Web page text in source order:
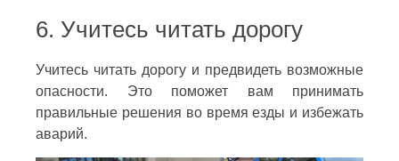
6. Учитесь читать дорогу
Учитесь читать дорогу и предвидеть возможные
опасности. Это поможет вам принимать
правильные решения во время езды и избежать
аварий.